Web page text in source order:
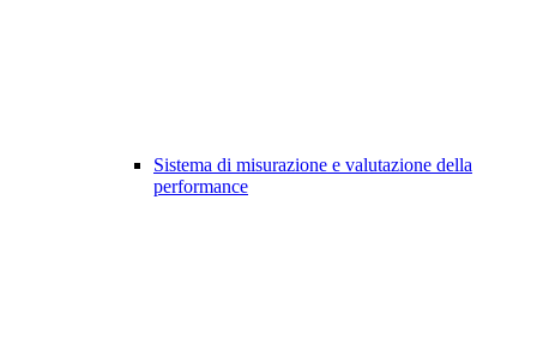
Sistema di misurazione e valutazione della
performance